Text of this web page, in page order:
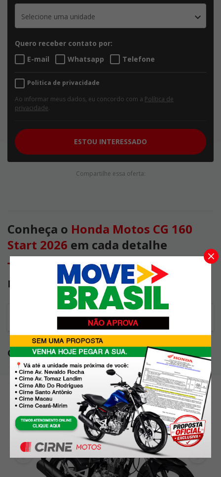
Selecione uma unidade
Quero receber contato por:
E-mail
Whatsapp Telefone
Politica de privacidade
Ao informar meus dados, eu concordo com a Política de
privacidade.
ESTOU INTERESSADO
Compartilhe essa oferta:
Conheça o Honda Motos CG 160
Start 2026 em cada detalhe
FICHA TÉCNICA
Especificações
GALERIA DE IMAGENS